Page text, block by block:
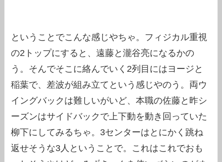
ということでこんな感じやちゃ。フィジカル重視
の2トップにすると、遠藤と瀧谷亮になるかの
う。そんでそこに絡んでいく2列目にはヨージと
稲葉で、差波が組み立てという感じやのう。両ウ
イングバックは難しいがいど、本職の佐藤と昨シ
ーズンはサイドバックで上下動を動き回っていた
柳下にしてみるちゃ。3センターはとにかく跳ね
返せそうな3人ということで。これはこれでおも